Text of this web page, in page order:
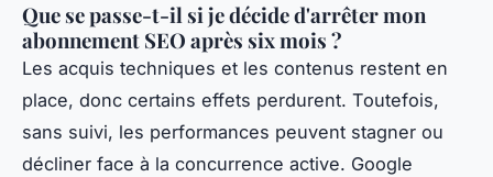
Que se passe-t-il si je décide d'arrêter mon
abonnement SEO après six mois ?
Les acquis techniques et les contenus restent en
place, donc certains effets perdurent. Toutefois,
sans suivi, les performances peuvent stagner ou
décliner face à la concurrence active. Google